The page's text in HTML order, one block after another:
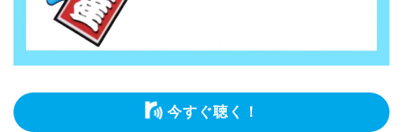
今すぐ聴く！